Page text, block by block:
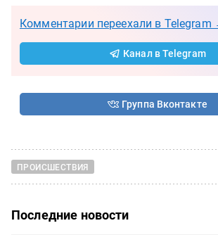
Комментарии переехали в Telegram
Канал в Telegram
Группа Вконтакте
ПРОИСШЕСТВИЯ
Последние новости